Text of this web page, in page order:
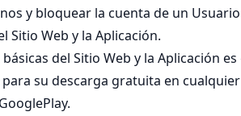
y bloquear la cuenta de un
Sitio Web y la Aplicación.
del Sitio Web y la Aplicación
su descarga gratuita en cualquier